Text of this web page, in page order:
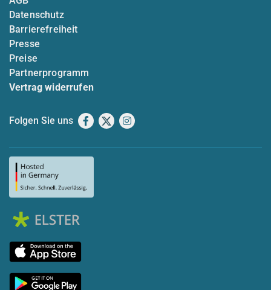
Datenschutz
Barrierefreiheit
Presse
Preise
Partnerprogramm
Vertrag widerrufen
Folgen Sie uns Facebook
X Instagram